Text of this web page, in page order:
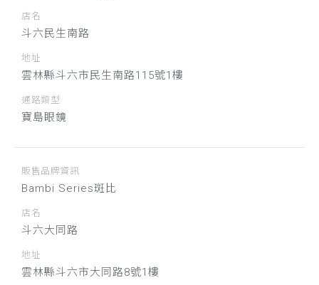
店名
斗六民生南路
地址
雲林縣斗六市民生南路115號1樓
通路類型
寶島眼鏡
販售品牌資訊
Bambi Series斑比
店名
斗六大同路
地址
雲林縣斗六市大同路8號1樓